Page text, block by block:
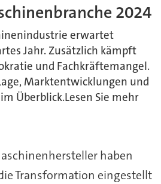
2024
erwartet
Jahr. Zusätzlich kämpft
und Fachkräftemangel.
Marktentwicklungen und
Überblick.Lesen Sie mehr
haben
Transformation eingestellt